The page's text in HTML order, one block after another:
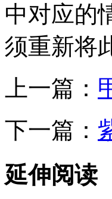
中对应的
须重新将
上一篇：
下一篇：
延伸阅读